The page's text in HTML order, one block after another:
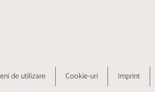
de utilizare Cookie-uri Imprint